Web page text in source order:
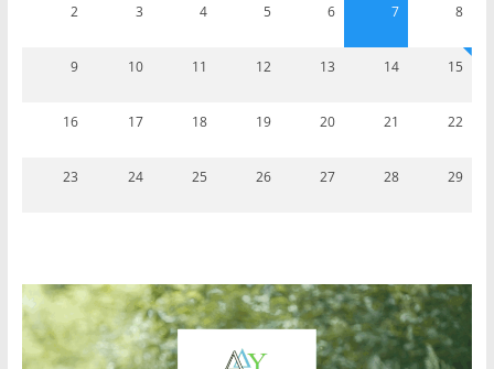
2 3 4 5 6 7 8
9 10 11 12 13 14 15
16 17 18 19 20 21 22
23 24 25 26 27 28 29